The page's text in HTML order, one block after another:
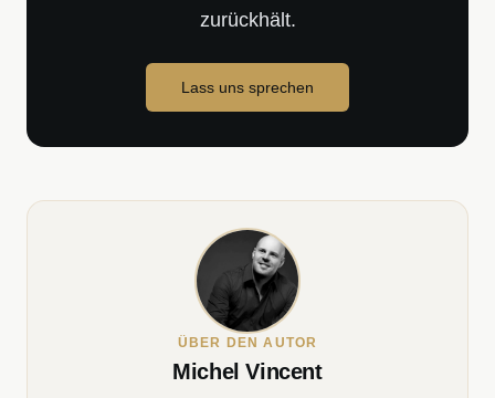
zurückhält.
Lass uns sprechen
ÜBER DEN AUTOR
Michel Vincent